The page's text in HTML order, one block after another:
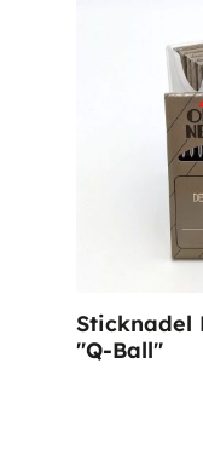
Sticknadel
"Q-Ball"